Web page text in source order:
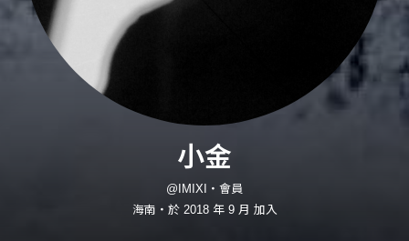
小金
@IMIXI・會員
海南・於 2018 年 9 月 加入